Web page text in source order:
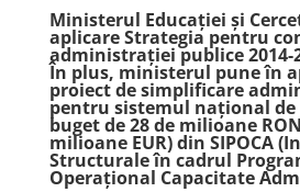
Ministerul Educației și
aplicare Strategia pentru
administrației publice 2014-
În plus, ministerul pune în
proiect de simplificare
pentru sistemul național de
buget de 28 de milioane
milioane EUR) din SIPOCA
Structurale în cadrul
Operațional Capacitate